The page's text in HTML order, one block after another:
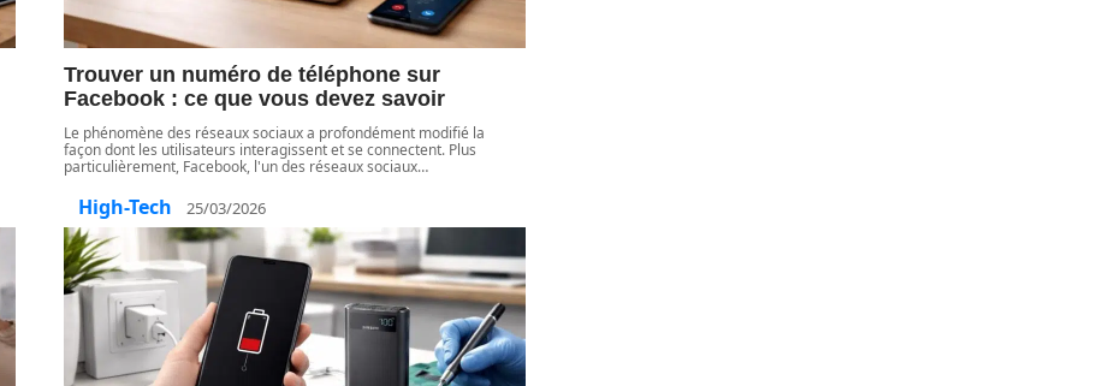
Trouver un numéro de téléphone sur
Facebook : ce que vous devez savoir
Le phénomène des réseaux sociaux a profondément modifié la
façon dont les utilisateurs interagissent et se connectent. Plus
particulièrement, Facebook, l'un des réseaux sociaux…
High-Tech 25/03/2026